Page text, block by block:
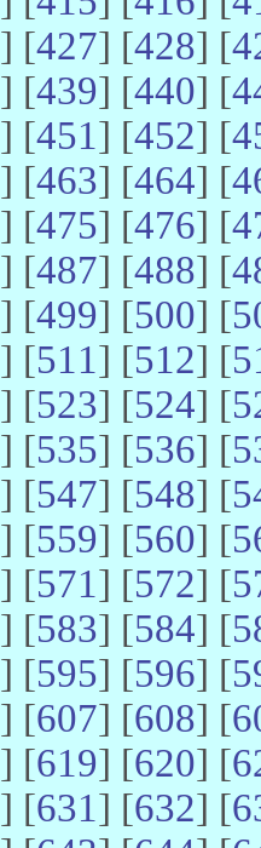
] [427] [428] [
] [439] [440] [
] [451] [452] [
] [463] [464] [
] [475] [476] [
] [487] [488] [
] [499] [500] [
] [511] [512] [
] [523] [524] [
] [535] [536] [
] [547] [548] [
] [559] [560] [
] [571] [572] [
] [583] [584] [
] [595] [596] [
] [607] [608] [
] [619] [620] [
] [631] [632] [